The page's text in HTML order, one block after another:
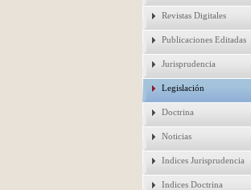
Revistas Digitales
Publicaciones Editadas
Jurisprudencia
Legislación
Doctrina
Noticias
Indices Jurisprudencia
Indices Doctrina